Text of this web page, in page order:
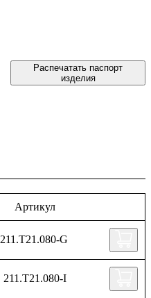
Распечатать паспорт
изделия
Артикул
211.Т21.080-G
211.Т21.080-I